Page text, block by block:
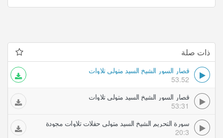
ذات صلة
قصار السور الشيخ السيد متولي تلاوات
53.52
قصار السور الشيخ السيد متولي تلاوات
53:31
سورة التحريم الشيخ السيد متولي حفلات تلاوات مجودة
20:3